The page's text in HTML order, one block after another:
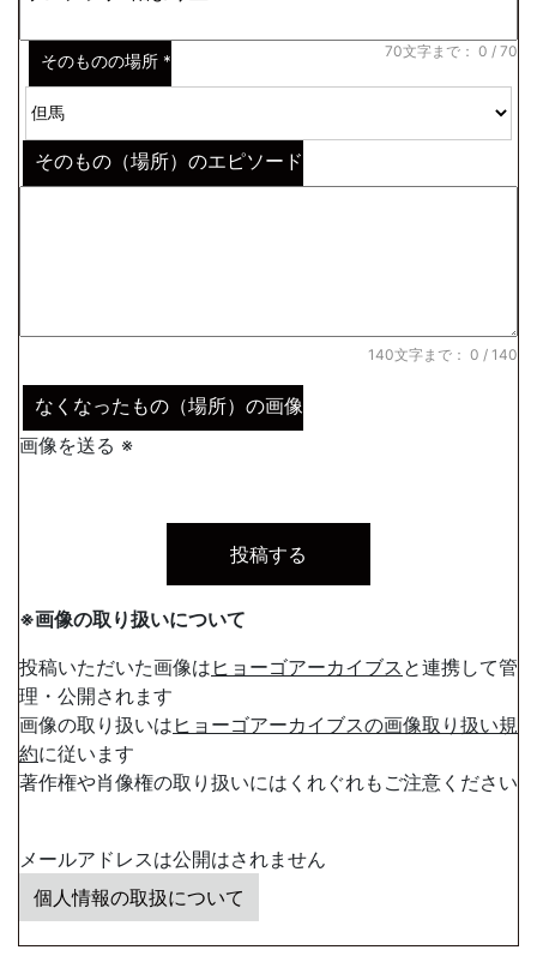
70文字まで： 0 / 70
そのものの場所 *
そのもの（場所）のエピソード
140文字まで： 0 / 140
なくなったもの（場所）の画像
画像を送る ※
※画像の取り扱いについて
投稿いただいた画像は ヒョーゴアーカイブス と連携して管
理・公開されます
画像の取り扱いは ヒョーゴアーカイブスの画像取り扱い規
約に従います
著作権や肖像権の取り扱いにはくれぐれもご注意ください
メールアドレスは公開はされません
個人情報の取扱について